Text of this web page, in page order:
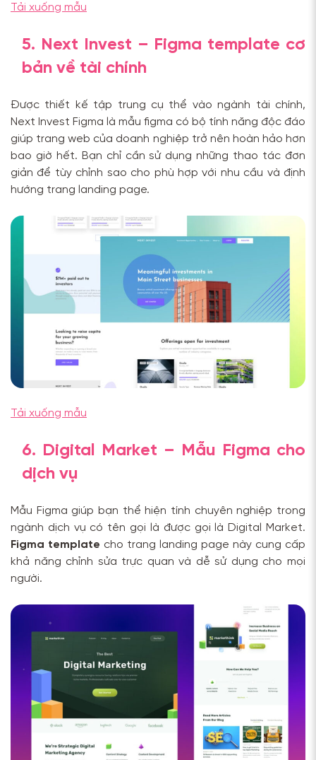
Tải xuống mẫu
5. Next Invest – Figma template cơ
bản về tài chính
Được thiết kế tập trung cụ thể vào ngành tài chính,
Next Invest Figma là mẫu figma có bộ tính năng độc đáo
giúp trang web của doanh nghiệp trở nên hoàn hảo hơn
bao giờ hết. Bạn chỉ cần sử dụng những thao tác đơn
giản để tùy chỉnh sao cho phù hợp với nhu cầu và định
hướng trang landing page.
Tải xuống mẫu
6. Digital Market – Mẫu Figma cho
dịch vụ
Mẫu Figma giúp bạn thể hiện tính chuyên nghiệp trong
ngành dịch vụ có tên gọi là được gọi là Digital Market.
Figma template cho trang landing page này cung cấp
khả năng chỉnh sửa trực quan và dễ sử dụng cho mọi
người.